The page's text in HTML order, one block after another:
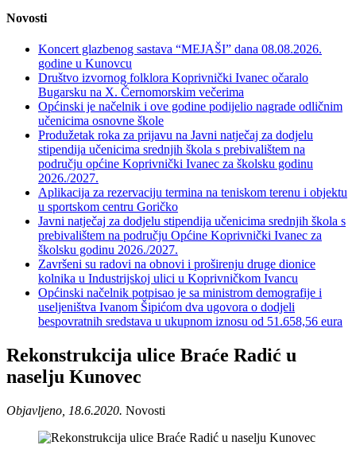
Novosti
Koncert glazbenog sastava “MEJAŠI” dana 08.08.2026.
godine u Kunovcu
Društvo izvornog folklora Koprivnički Ivanec očaralo
Bugarsku na X. Černomorskim večerima
Općinski je načelnik i ove godine podijelio nagrade odličnim
učenicima osnovne škole
Produžetak roka za prijavu na Javni natječaj za dodjelu
stipendija učenicima srednjih škola s prebivalištem na
području općine Koprivnički Ivanec za školsku godinu
2026./2027.
Aplikacija za rezervaciju termina na teniskom terenu i objektu
u sportskom centru Goričko
Javni natječaj za dodjelu stipendija učenicima srednjih škola s
prebivalištem na području Općine Koprivnički Ivanec za
školsku godinu 2026./2027.
Završeni su radovi na obnovi i proširenju druge dionice
kolnika u Industrijskoj ulici u Koprivničkom Ivancu
Općinski načelnik potpisao je sa ministrom demografije i
useljeništva Ivanom Šipićom dva ugovora o dodjeli
bespovratnih sredstava u ukupnom iznosu od 51.658,56 eura
Rekonstrukcija ulice Braće Radić u
naselju Kunovec
Objavljeno, 18.6.2020. Novosti